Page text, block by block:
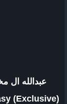
عبدالله ال
(Exclusive)